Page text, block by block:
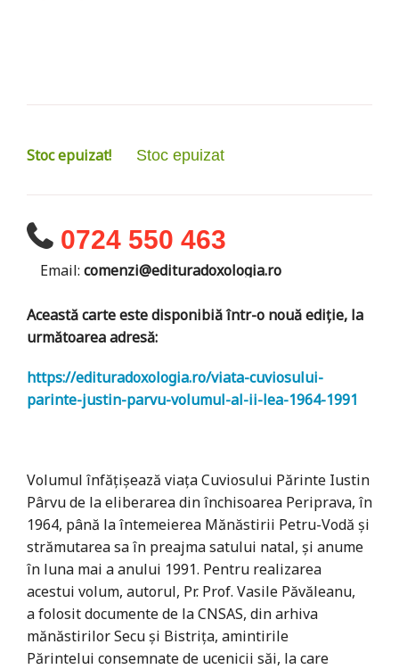
Stoc epuizat! Stoc epuizat
0724 550 463
Email: comenzi@edituradoxologia.ro
Această carte este disponibiă într-o nouă ediție, la
următoarea adresă:
https://edituradoxologia.ro/viata-cuviosului-
parinte-justin-parvu-volumul-al-ii-lea-1964-1991
Volumul înfățișează viața Cuviosului Părinte Iustin
Pârvu de la eliberarea din închisoarea Periprava, în
1964, până la întemeierea Mănăstirii Petru-Vodă și
strămutarea sa în preajma satului natal, și anume
în luna mai a anului 1991. Pentru realizarea
acestui volum, autorul, Pr. Prof. Vasile Păvăleanu,
a folosit documente de la CNSAS, din arhiva
mănăstirilor Secu și Bistrița, amintirile
Părintelui consemnate de ucenicii săi, la care